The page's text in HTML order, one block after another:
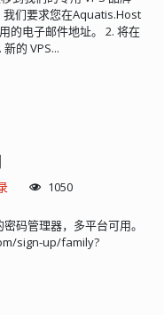
们要求您在Aquatis.Host
的电子邮件地址。 2. 将在
的 VPS...
1050
码管理器，多平台可用。
sign-up/family?